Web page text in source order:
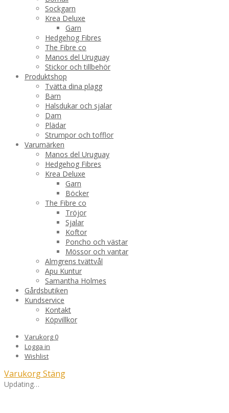
Sockgarn
Krea Deluxe
Garn
Hedgehog Fibres
The Fibre co
Manos del Uruguay
Stickor och tillbehör
Produktshop
Tvätta dina plagg
Barn
Halsdukar och sjalar
Dam
Plädar
Strumpor och tofflor
Varumärken
Manos del Uruguay
Hedgehog Fibres
Krea Deluxe
Garn
Böcker
The Fibre co
Tröjor
Sjalar
Koftor
Poncho och västar
Mössor och vantar
Almgrens tvättvål
Apu Kuntur
Samantha Holmes
Gårdsbutiken
Kundservice
Kontakt
Köpvillkor
Varukorg 0
Logga in
Wishlist
VarukorgStäng
Updating…